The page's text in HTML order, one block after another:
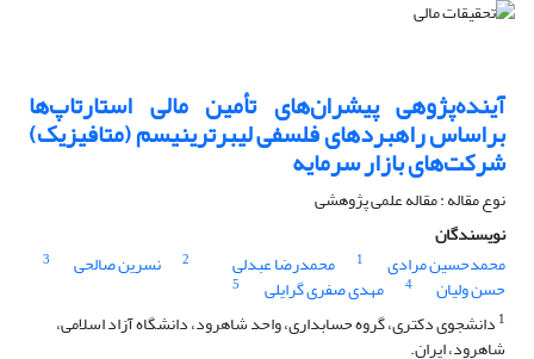
آینده‌پژوهی پیشران‌های تأمین مالی استارتاپ‌ها
براساس راهبردهای فلسفی لیبرترینیسم (متافیزیک)
شرکت‌های بازار سرمایه
نوع مقاله : مقاله علمی پژوهشی
نویسندگان
محمدحسین مرادی
1 محمدرضا عبدلی 2 نسرین صالحی 3
حسن ولیان 4 مهدی صفری گرایلی
5
1 دانشجوی دکتری، گروه حسابداری، واحد شاهرود، دانشگاه آزاد اسلامی،
شاهرود، ایران.